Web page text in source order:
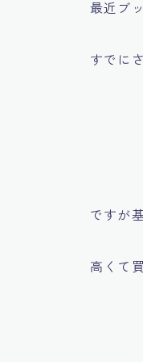
最近ブ
すでに
ですが
高くて